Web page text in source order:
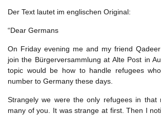
Der Text lautet im englischen Original:
“Dear Germans
On Friday evening me and my friend
join the Bürgerversammlung at Alte Post in
topic would be how to handle refugees
number to Germany these days.
Strangely we were the only refugees in that
many of you. It was strange at first. Then I